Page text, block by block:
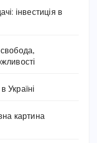
інвестиція в
Україні
картина